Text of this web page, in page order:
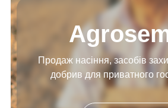
Продаж насіння, засобів
добрив для приватного